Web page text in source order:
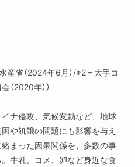
産省（2024年6月）/※2＝大手コ
2020年））
ナ侵攻、気候変動など、地球
や飢餓の問題にも影響を与え
まった因果関係を、多数の事
牛乳、コメ、卵など身近な食